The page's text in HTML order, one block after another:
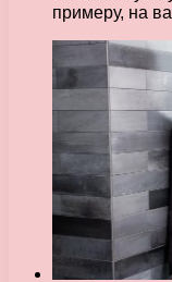
примеру, на